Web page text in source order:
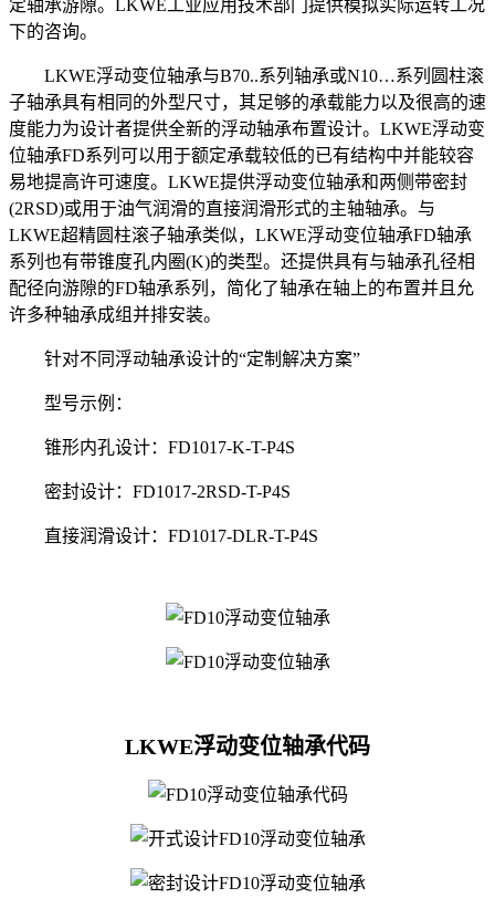
定轴承游隙。LKWE工业应用技术部门提供模拟实际运转工况
下的咨询。
LKWE浮动变位轴承与B70..系列轴承或N10…系列圆柱滚
子轴承具有相同的外型尺寸，其足够的承载能力以及很高的速
度能力为设计者提供全新的浮动轴承布置设计。LKWE浮动变
位轴承FD系列可以用于额定承载较低的已有结构中并能较容
易地提高许可速度。LKWE提供浮动变位轴承和两侧带密封
(2RSD)或用于油气润滑的直接润滑形式的主轴轴承。与
LKWE超精圆柱滚子轴承类似，LKWE浮动变位轴承FD轴承
系列也有带锥度孔内圈(K)的类型。还提供具有与轴承孔径相
配径向游隙的FD轴承系列，简化了轴承在轴上的布置并且允
许多种轴承成组并排安装。
针对不同浮动轴承设计的“定制解决方案”
型号示例：
锥形内孔设计：FD1017-K-T-P4S
密封设计：FD1017-2RSD-T-P4S
直接润滑设计：FD1017-DLR-T-P4S
LKWE浮动变位轴承代码